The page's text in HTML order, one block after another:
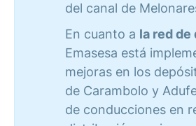
del canal de
En cuanto a la red
Emasesa está
mejoras en los
de Carambolo y
de conducciones en